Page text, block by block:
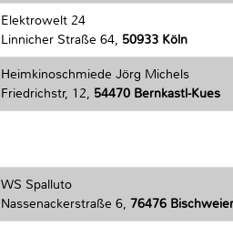
Elektrowelt 24
Linnicher Straße 64, 50933 Köln
Heimkinoschmiede Jörg Michels
Friedrichstr, 12, 54470 Bernkastl-Kues
WS Spalluto
Nassenackerstraße 6, 76476 Bischweier